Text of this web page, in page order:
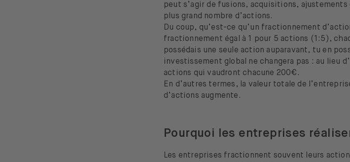
peut s’agir de fusions, acquisitions, ajustements
plus grand nombre d’actions.
Du coup, qu’est-ce qu’un fractionnement
fractionnement égal à 1 pour 5 actions (1:5),
possédais une seule action auparavant, tu en
investissement global ne changera pas : au lieu
actions qui vaudront chacune 200€.
En d’autres termes, la valeur totale de
d’actions augmente.
Pourquoi les entreprises
Les entreprises fractionnent souvent leurs